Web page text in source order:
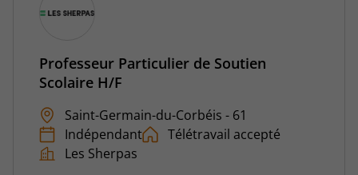
Professeur Particulier de Soutien
Scolaire H/F
Saint-Germain-du-Corbéis - 61
Indépendant
Télétravail accepté
Les Sherpas